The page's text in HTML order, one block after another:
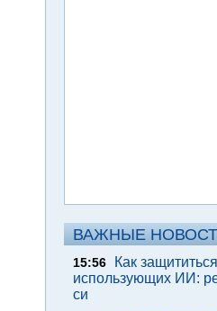
ВАЖНЫЕ
15:56
Как
использующих ИИ:
си